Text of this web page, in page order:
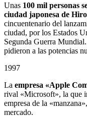
Unas 100 mil personas
ciudad japonesa de
cincuentenario del
ciudad, por los Estados
Segunda Guerra
pidieron a las potencias
1997
La empresa «Apple
rival «Microsoft», la que
empresa de la
mercado.